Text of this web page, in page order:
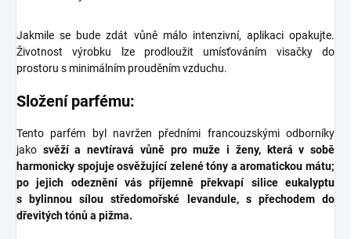
Jakmile se bude zdát vůně málo intenzivní, aplikaci opakujte.
Životnost výrobku lze prodloužit umísťováním visačky do
prostoru s minimálním prouděním vzduchu.
Složení parfému:
Tento parfém byl navržen předními francouzskými odborníky
jako svěží a nevtíravá vůně pro muže i ženy, která v sobě
harmonicky spojuje osvěžující zelené tóny a aromatickou mátu;
po jejich odeznění vás příjemně překvapí silice eukalyptu
s bylinnou sílou středomořské levandule, s přechodem do
dřevitých tónů a pižma.